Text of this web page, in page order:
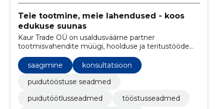
Teie tootmine, meie lahendused - koos
edukuse suunas
Kaur Trade OÜ on usaldusväärne partner
tootmisvahendite müügi, hoolduse ja teritustööde
valdkonnas. Meie eesmärk on tagada teie ettevõtte
tootlikkus ja õigeaegne tarne kvaliteetsete
seadmete ja teenustega
saagimine
konsultatsioon
puidutööstuse seadmed
puidutöötlusseadmed
tööstusseadmed